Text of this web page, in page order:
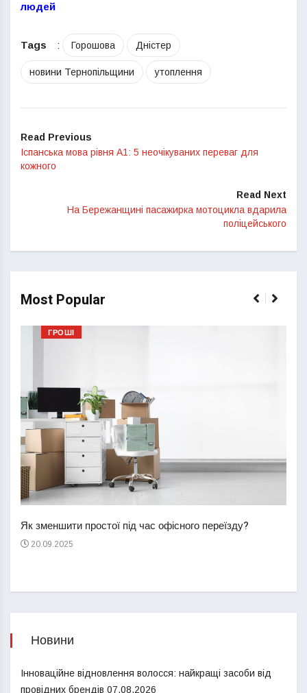
людей
Tags : Горошова Дністер
новини Тернопільщини утоплення
Read Previous
Іспанська мова рівня А1: 5 неочікуваних переваг для
кожного
Read Next
На Бережанщині пасажирка мотоцикла вдарила
поліцейського
Most Popular
ГРОШІ
Як зменшити простої під час офісного переїзду?
20.09.2025
Новини
Інноваційне відновлення волосся: найкращі засоби від
провідних брендів 07.08.2026